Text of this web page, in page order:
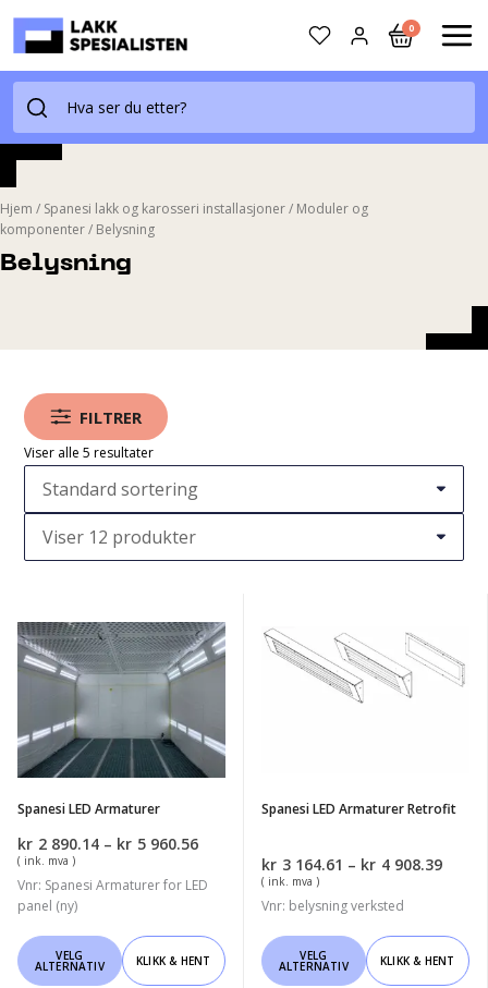
Skip
content
0
Belysning
Hjem / Spanesi lakk og karosseri installasjoner/ Moduler og
komponenter/ Belysning
FILTRER
Viser alle 5 resultater
Spanesi
LED
Armaturer
Spanesi LED Armaturer
kr 2 890.14 – kr 5 960.56Prisområde:
890.14
960.56
( ink. mva )
Vnr: Spanesi Armaturer for LED
panel (ny)
VELG
ALTERNATIV
Dette
produktet
KLIKK & HENT
Spanesi
LED
Armaturer
Spanesi LED Armaturer Retrofit
kr 3 164.61 – kr 4 908.39
kr4
908.39
( ink. mva )
Vnr: belysning verksted
VELG
ALTERNATIV
Dette
produktet
KLIKK & HENT